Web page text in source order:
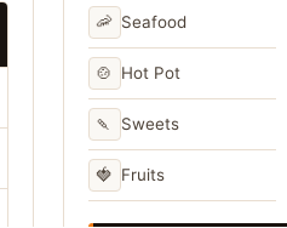
🦐 Seafood
🍲 Hot Pot
🍡 Sweets
🍓 Fruits